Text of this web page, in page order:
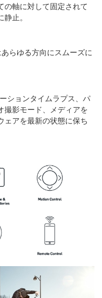
の軸に対して固定されて
止。
らゆる方向にスムーズに
ションタイムラプス、パ
撮影モード、メディアを
ェアを最新の状態に保ち